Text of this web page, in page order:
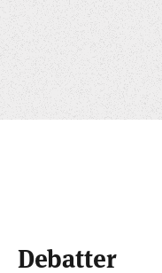
Debatter